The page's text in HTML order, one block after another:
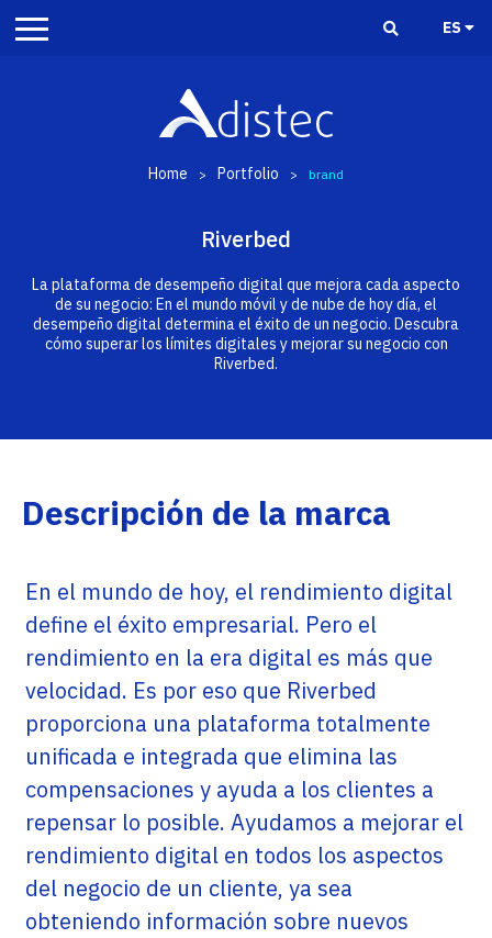
ES
Home > Portfolio > brand
Riverbed
La plataforma de desempeño digital que mejora cada aspecto
de su negocio: En el mundo móvil y de nube de hoy día, el
desempeño digital determina el éxito de un negocio. Descubra
cómo superar los límites digitales y mejorar su negocio con
Riverbed.
Descripción de la marca
En el mundo de hoy, el rendimiento digital
define el éxito empresarial. Pero el
rendimiento en la era digital es más que
velocidad. Es por eso que Riverbed
proporciona una plataforma totalmente
unificada e integrada que elimina las
compensaciones y ayuda a los clientes a
repensar lo posible. Ayudamos a mejorar el
rendimiento digital en todos los aspectos
del negocio de un cliente, ya sea
obteniendo información sobre nuevos